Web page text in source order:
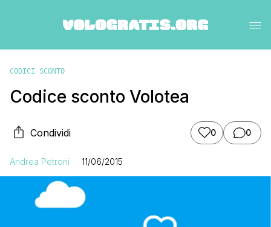
CODICI SCONTO
Codice sconto Volotea
Condividi 0 0
Andrea Petroni 11/06/2015